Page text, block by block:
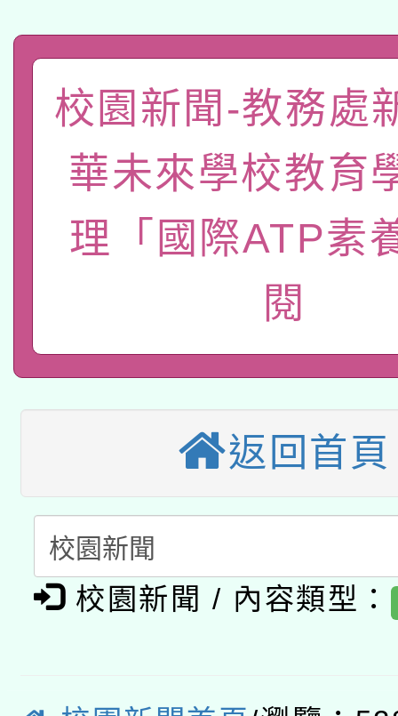
礎課程
「數位內容與教學軟體
有關大陸委員會函釋公
薪期間赴陸應申請許可
轉知經濟部水利署委託
業技術研究院辦理「
用水績優單位及節水達
115年8月22日(星期六
桃園市孔廟祈福系列
本校115學年度第2次
招甄選結果公告(無人
招)
適應運動共學行動站研
本館辦理115年度閱讀
暨閱讀推動專業研習
科技賦能─人工智慧
礎課程
A3數位素養講師名單
「數位內容與教學軟體
pilot」
有關大陸委員會函釋公
轉知經濟部水利署委託
校園新聞-教務處
華未來學校教育
理「國際ATP素
閱
返回首頁
校園新聞 / 內容類型：